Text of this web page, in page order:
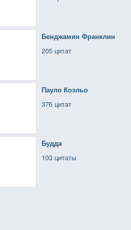
Бенджамин Франклин
205 цитат
Пауло Коэльо
376 цитат
Будда
103 цитаты